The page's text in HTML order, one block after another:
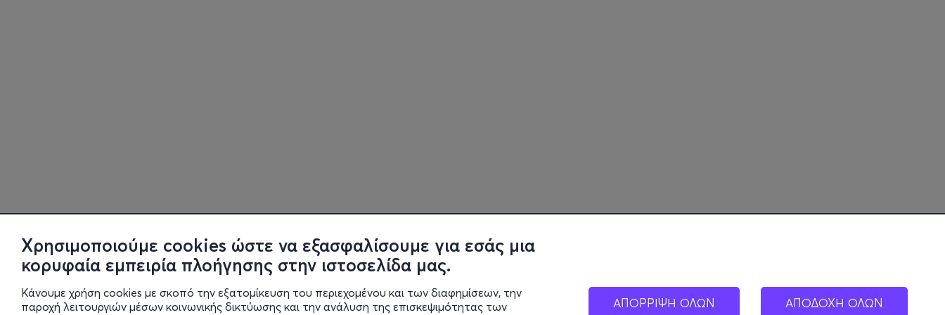
Χρησιμοποιούμε cookies ώστε να εξασφαλίσουμε για εσάς μια
κορυφαία εμπειρία πλοήγησης στην ιστοσελίδα μας.
Κάνουμε χρήση cookies με σκοπό την εξατομίκευση του περιεχομένου και των διαφημίσεων, την
παροχή λειτουργιών μέσων κοινωνικής δικτύωσης και την ανάλυση της επισκεψιμότητας των
ΑΠΟΡΡΙΨΗ ΟΛΩΝ ΑΠΟΔΟΧΗ ΟΛΩΝ